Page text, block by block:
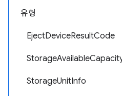
유형
EjectDeviceResultCode
StorageUnitInfo